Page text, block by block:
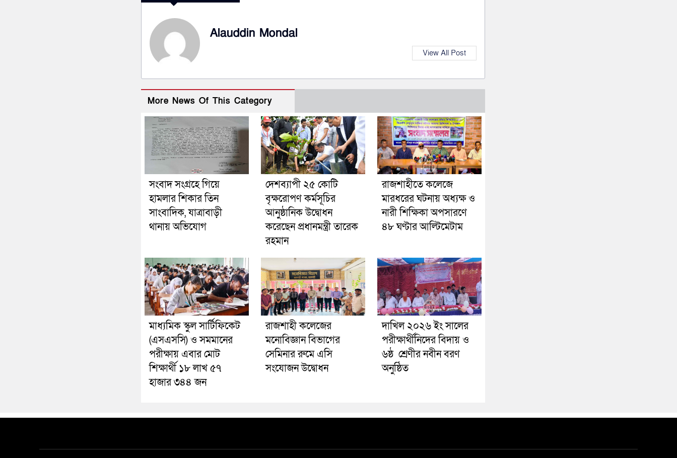
Alauddin Mondal
View All Post
More News Of This Category
সংবাদ সংগ্রহে গিয়ে
হামলার শিকার তিন
সাংবাদিক, যাত্রাবাড়ী
থানায় অভিযোগ
দেশব্যাপী ২৫ কোটি
বৃক্ষরোপণ কর্মসূচির
আনুষ্ঠানিক উদ্বোধন
করেছেন প্রধানমন্ত্রী তারেক
রহমান
রাজশাহীতে কলেজে
মারধরের ঘটনায় অধ্যক্ষ ও
নারী শিক্ষিকা অপসারণে
৪৮ ঘণ্টার আল্টিমেটাম
মাধ্যমিক স্কুল সার্টিফিকেট
(এসএসসি) ও সমমানের
পরীক্ষায় এবার মোট
শিক্ষার্থী ১৮ লাখ ৫৭
হাজার ৩৪৪ জন
রাজশাহী কলেজের
মনোবিজ্ঞান বিভাগের
সেমিনার রুমে এসি
সংযোজন উদ্বোধন
দাখিল ২০২৬ ইং সালের
পরীক্ষার্থীনিদের বিদায় ও
৬ষ্ঠ শ্রেণীর নবীন বরণ
অনুষ্ঠিত